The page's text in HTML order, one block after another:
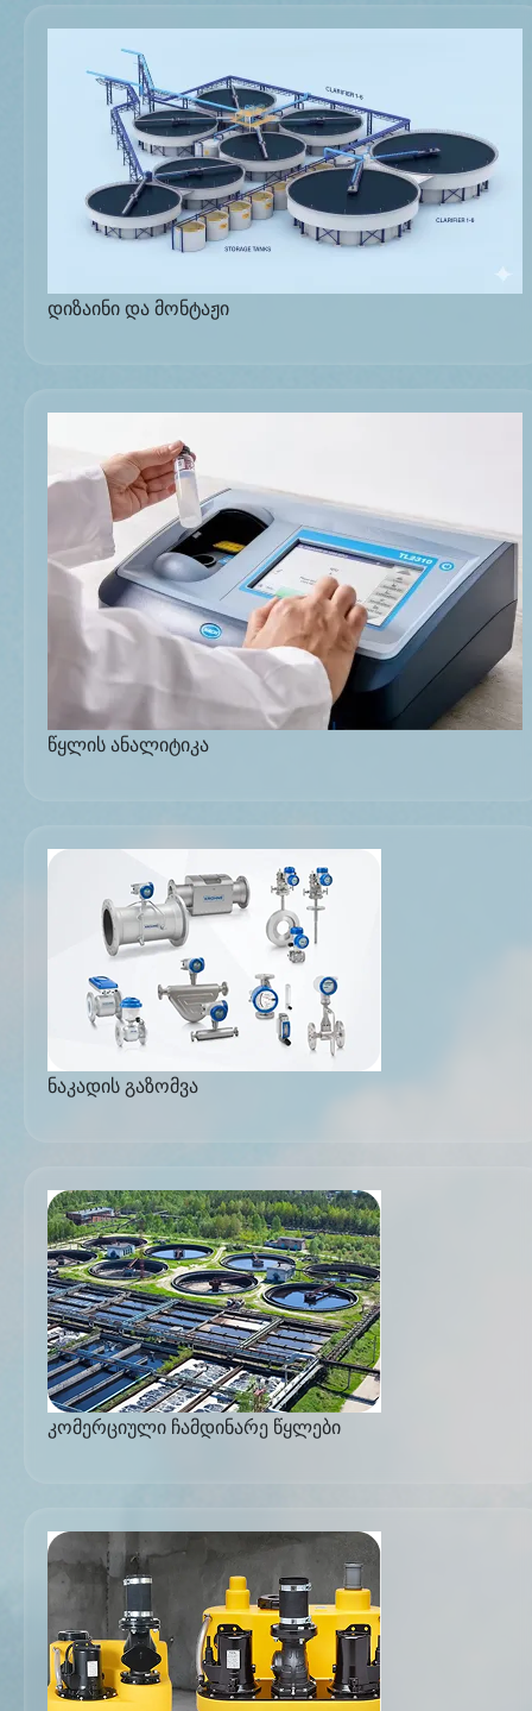
დიზაინი და მონტაჟი
წყლის ანალიტიკა
ნაკადის გაზომვა
კომერციული ჩამდინარე წყლები